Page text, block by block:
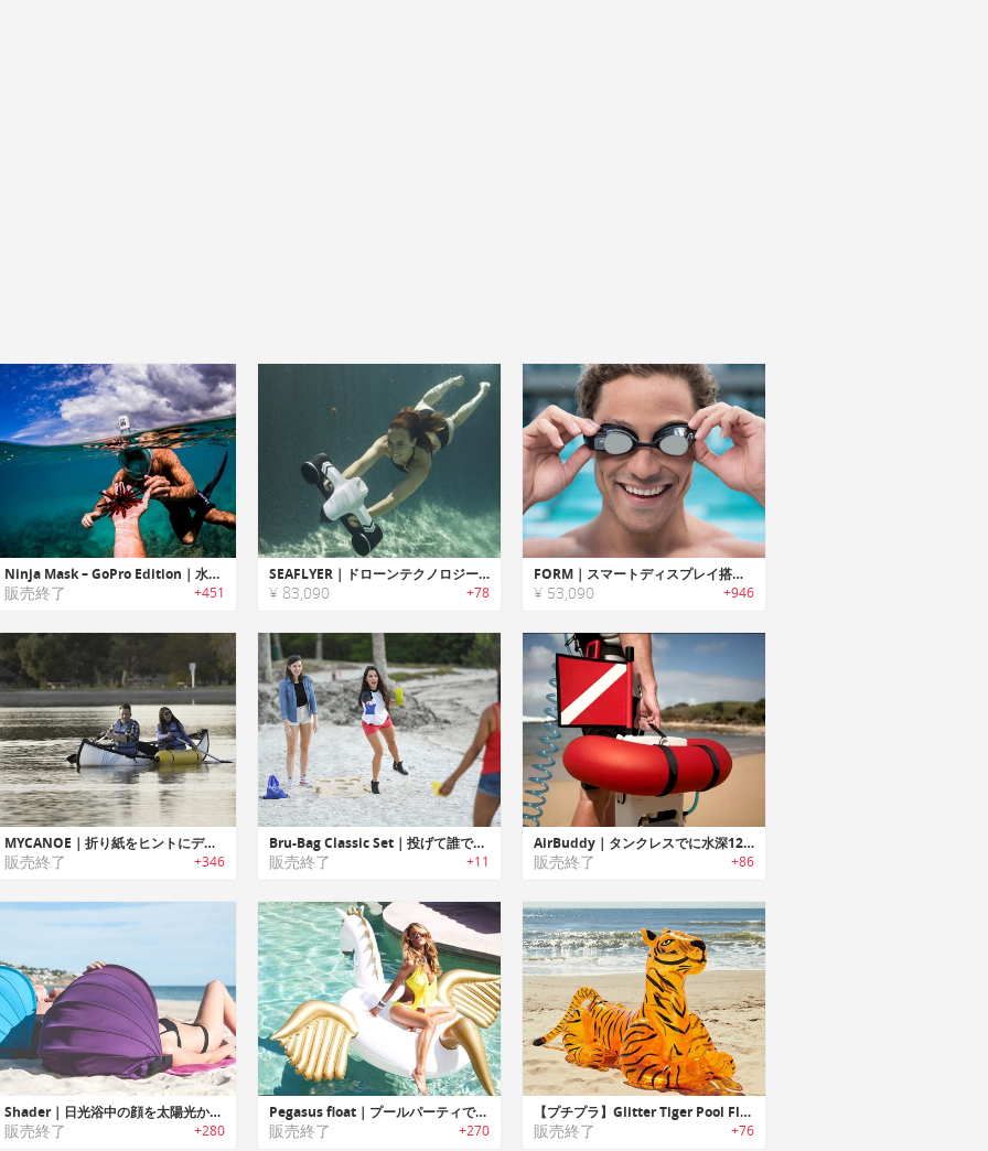
Ninja Mask – GoPro Edition｜水面下でも陸上にいる時と同じように楽に呼吸可能なGoPro対応フルフェィスシュノーケリングマスク「ニンジャマスク」
販売終了 +451
SEAFLYER｜ドローンテクノロジーを応用したポータブル水中スクーター「シーフライヤー」
¥ 83,090 +78
FORM｜スマートディスプレイ搭載スイミングゴーグル「フォーム」
¥ 53,090 +946
MYCANOE｜折り紙をヒントにデザインされた折りたたみ方式カヌー「マイカヌー」
販売終了 +346
Bru-Bag Classic Set｜投げて誰でも簡単に楽しめるヤードゲームボード「ブルーバッグ」
販売終了 +11
AirBuddy｜タンクレスでに水深12mのダイビングが楽しめるダイビングギア「エアバディー」
販売終了 +86
Shader｜日光浴中の顔を太陽光から保護するポータブルサンシェード「シェーダー」
販売終了 +280
Pegasus float｜プールパーティで活躍するビッグサイズのペガサスフロート
販売終了 +270
【プチプラ】Glitter Tiger Pool Float｜グリッター入りタイガーモチーフビーチフロート
販売終了 +76